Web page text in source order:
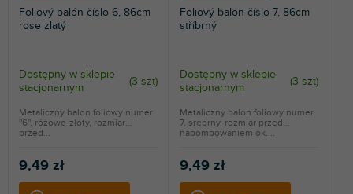
Foliový balón číslo 6, 86cm
rose zlatý
Dostępny w sklepie
stacjonarnym
(3 szt)
9,49 zł
Metaliczny balon foliowy numer
''6'', różowo-złoty, rozmiar
przed...
Foliový balón číslo 7, 86cm
stříbrný
Dostępny w sklepie
stacjonarnym
(3 szt)
9,49 zł
Metaliczny balon foliowy numer
7, srebrny, rozmiar przed
napompowaniem ok....